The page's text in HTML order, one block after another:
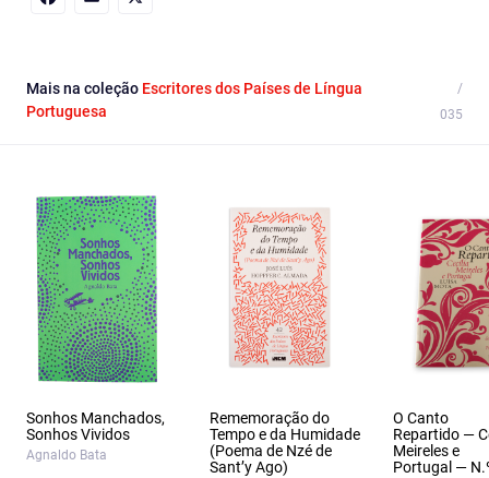
Mais na coleção Escritores dos Países de Língua
Portuguesa
Sonhos Manchados,
Sonhos Vividos
Agnaldo Bata
Rememoração do
Tempo e da Humidade
(Poema de Nzé de
Sant’y Ago)
O Canto
Repartido —
Meireles e
Portugal —